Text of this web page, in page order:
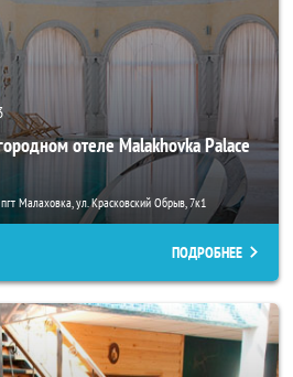
отеле Malakhovka Palace
Малаховка, ул. Красковский Обрыв, 7к1
ПОДРОБНЕЕ